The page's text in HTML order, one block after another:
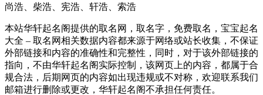
尚浩、柴浩、宪浩、轩浩、索浩
本站华轩起名阁提供的取名网，取名字，免费取名，宝宝起名
大全 – 取名网相关数据内容都来源于网络或站长收集，不保证
外部链接和内容的准确性和完整性，同时，对于该外部链接的
指向，不由华轩起名阁实际控制，该网页上的内容，都属于合
规合法，后期网页的内容如出现违规或不对称，欢迎联系我们
邮箱进行删除或更改，华轩起名阁不承担任何责任。